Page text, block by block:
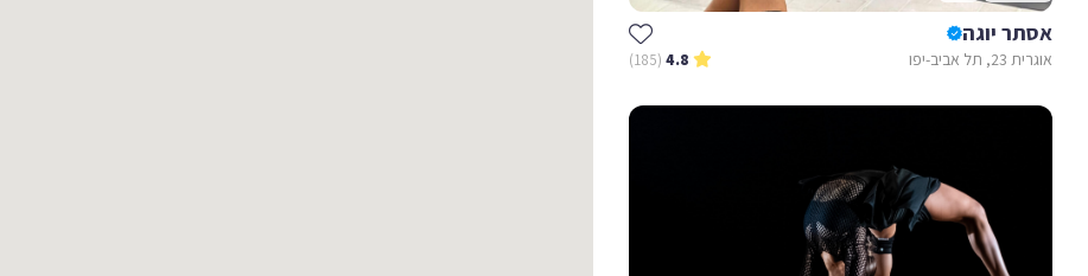
אסתר יוגה
אוגרית 23, תל אביב-יפו 4.8
(185)